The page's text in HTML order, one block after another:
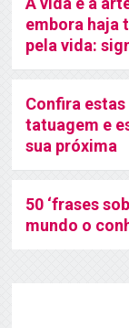
embora haja
pela vida:
Confira
tatuagem e
sua próxima
50 ‘frases
mundo o